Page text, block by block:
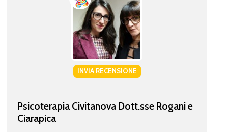
INVIA RECENSIONE
Psicoterapia Civitanova Dott.sse Rogani e
Ciarapica